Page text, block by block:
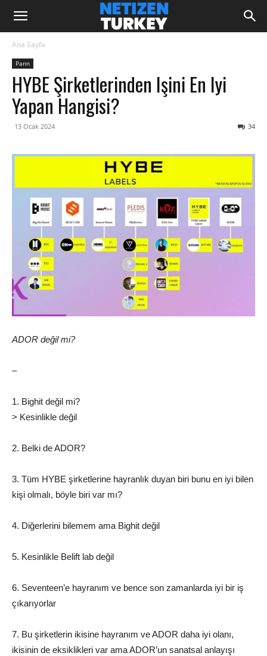
Ana Sayfa
Pann
HYBE Şirketlerinden Işini En Iyi
Yapan Hangisi?
13 Ocak 2024 34
ADOR değil mi?
–
1. Bighit değil mi?
> Kesinlikle değil
2. Belki de ADOR?
3. Tüm HYBE şirketlerine hayranlık duyan biri bunu en iyi bilen
kişi olmalı, böyle biri var mı?
4. Diğerlerini bilemem ama Bighit değil
5. Kesinlikle Belift lab değil
6. Seventeen’e hayranım ve bence son zamanlarda iyi bir iş
çıkarıyorlar
7. Bu şirketlerin ikisine hayranım ve ADOR daha iyi olanı,
ikisinin de eksiklikleri var ama ADOR’un sanatsal anlayışı